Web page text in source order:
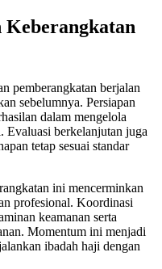
pemberangkatan berjalan
sebelumnya. Persiapan
dalam mengelola
Evaluasi berkelanjutan juga
tetap sesuai standar
ini mencerminkan
profesional. Koordinasi
keamanan serta
Momentum ini menjadi
ibadah haji dengan